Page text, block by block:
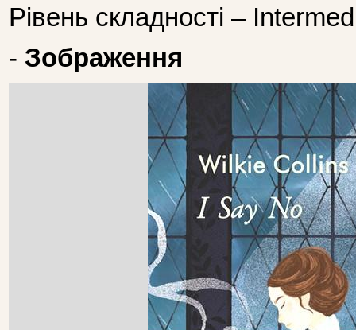
Рівень складності –
- Зображення